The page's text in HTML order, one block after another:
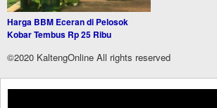
Harga BBM Eceran di Pelosok
Kobar Tembus Rp 25 Ribu
©2020 KaltengOnline All rights reserved